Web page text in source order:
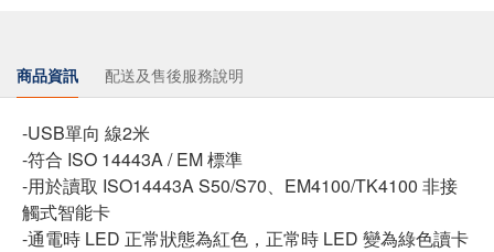
商品資訊 配送及售後服務說明
-USB單向 線2米
-符合 ISO 14443A / EM 標準
-用於讀取 ISO14443A S50/S70、EM4100/TK4100 非接
觸式智能卡
-通電時 LED 正常狀態為紅色，正常時 LED 變為綠色讀卡